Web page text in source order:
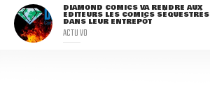
DIAMOND COMICS VA RENDRE AUX
ÉDITEURS LES COMICS SÉQUESTRÉS
DANS LEUR ENTREPÔT
ACTU VO